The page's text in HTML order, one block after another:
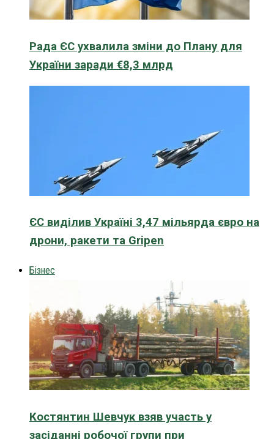
Рада ЄС ухвалила зміни до Плану для
України заради €8,3 млрд
ЄС виділив Україні 3,47 мільярда євро на
дрони, ракети та Gripen
Бізнес
Костянтин Шевчук взяв участь у
засіданні робочої групи при